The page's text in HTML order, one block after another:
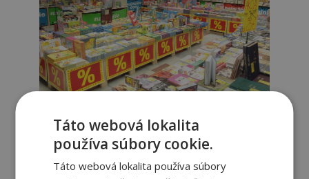
Táto webová lokalita
používa súbory cookie.
Táto webová lokalita používa súbory